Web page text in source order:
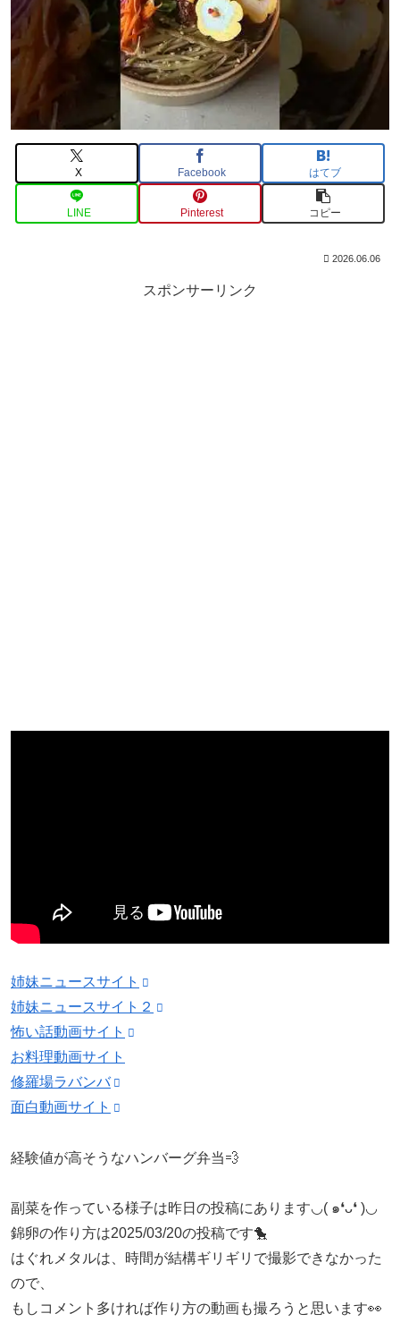
X Facebook はてブ
LINE Pinterest コピー
2026.06.06
スポンサーリンク
姉妹ニュースサイト
姉妹ニュースサイト２
怖い話動画サイト
お料理動画サイト
修羅場ラバンバ
面白動画サイト
経験値が高そうなハンバーグ弁当💨
副菜を作っている様子は昨日の投稿にあります◡( ๑❛ᴗ❛ )◡
錦卵の作り方は2025/03/20の投稿です🐤
はぐれメタルは、時間が結構ギリギリで撮影できなかった
ので、
もしコメント多ければ作り方の動画も撮ろうと思います👀